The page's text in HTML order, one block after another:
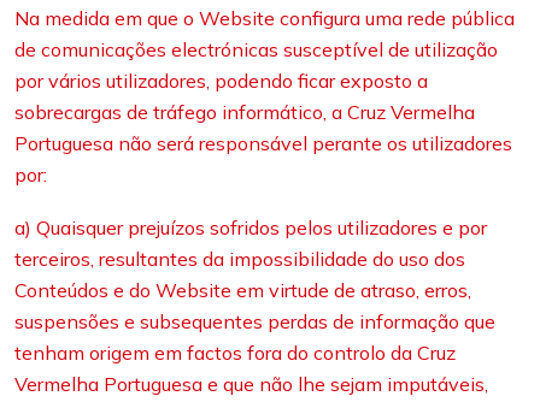
Na medida em que o Website configura uma rede pública
de comunicações electrónicas susceptível de utilização
por vários utilizadores, podendo ficar exposto a
sobrecargas de tráfego informático, a Cruz Vermelha
Portuguesa não será responsável perante os utilizadores
por:
a) Quaisquer prejuízos sofridos pelos utilizadores e por
terceiros, resultantes da impossibilidade do uso dos
Conteúdos e do Website em virtude de atraso, erros,
suspensões e subsequentes perdas de informação que
tenham origem em factos fora do controlo da Cruz
Vermelha Portuguesa e que não lhe sejam imputáveis,